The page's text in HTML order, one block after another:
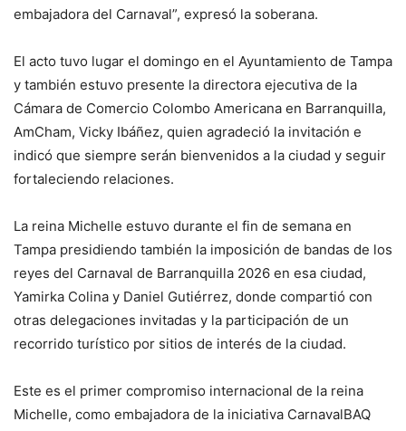
embajadora del Carnaval”, expresó la soberana.
El acto tuvo lugar el domingo en el Ayuntamiento de Tampa
y también estuvo presente la directora ejecutiva de la
Cámara de Comercio Colombo Americana en Barranquilla,
AmCham, Vicky Ibáñez, quien agradeció la invitación e
indicó que siempre serán bienvenidos a la ciudad y seguir
fortaleciendo relaciones.
La reina Michelle estuvo durante el fin de semana en
Tampa presidiendo también la imposición de bandas de los
reyes del Carnaval de Barranquilla 2026 en esa ciudad,
Yamirka Colina y Daniel Gutiérrez, donde compartió con
otras delegaciones invitadas y la participación de un
recorrido turístico por sitios de interés de la ciudad.
Este es el primer compromiso internacional de la reina
Michelle, como embajadora de la iniciativa CarnavalBAQ